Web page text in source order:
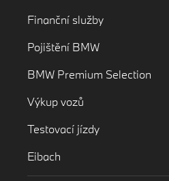
Finanční služby
Pojištění BMW
BMW Premium Selection
Výkup vozů
Testovací jízdy
Eibach